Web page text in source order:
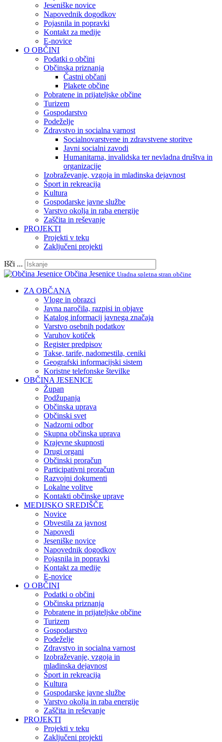
Jeseniške novice
Napovednik dogodkov
Pojasnila in popravki
Kontakt za medije
E-novice
O OBČINI
Podatki o občini
Občinska priznanja
Častni občani
Plakete občine
Pobratene in prijateljske občine
Turizem
Gospodarstvo
Podeželje
Zdravstvo in socialna varnost
Socialnovarstvene in zdravstvene storitve
Javni socialni zavodi
Humanitarna, invalidska ter nevladna društva in
organizacije
Izobraževanje, vzgoja in mladinska dejavnost
Šport in rekreacija
Kultura
Gospodarske javne službe
Varstvo okolja in raba energije
Zaščita in reševanje
PROJEKTI
Projekti v teku
Zaključeni projekti
Išči ...
Občina Jesenice Uradna spletna stran občine
ZA OBČANA
Vloge in obrazci
Javna naročila, razpisi in objave
Katalog informacij javnega značaja
Varstvo osebnih podatkov
Varuhov kotiček
Register predpisov
Takse, tarife, nadomestila, ceniki
Geografski informacijski sistem
Koristne telefonske številke
OBČINA JESENICE
Župan
Podžupanja
Občinska uprava
Občinski svet
Nadzorni odbor
Skupna občinska uprava
Krajevne skupnosti
Drugi organi
Občinski proračun
Participativni proračun
Razvojni dokumenti
Lokalne volitve
Kontakti občinske uprave
MEDIJSKO SREDIŠČE
Novice
Obvestila za javnost
Napovedi
Jeseniške novice
Napovednik dogodkov
Pojasnila in popravki
Kontakt za medije
E-novice
O OBČINI
Podatki o občini
Občinska priznanja
Pobratene in prijateljske občine
Turizem
Gospodarstvo
Podeželje
Zdravstvo in socialna varnost
Izobraževanje, vzgoja in
mladinska dejavnost
Šport in rekreacija
Kultura
Gospodarske javne službe
Varstvo okolja in raba energije
Zaščita in reševanje
PROJEKTI
Projekti v teku
Zaključeni projekti